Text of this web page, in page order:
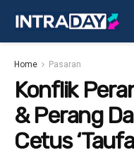
Home Pasaran
Konflik
& Perang
Cetus